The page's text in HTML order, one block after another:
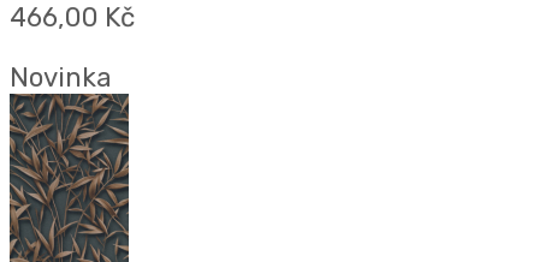
466,00 Kč
Novinka